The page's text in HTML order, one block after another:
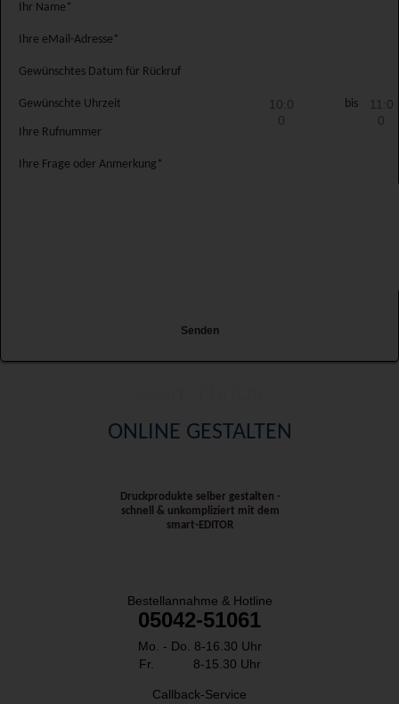
Ihr Name*
Ihre eMail-Adresse*
Gewünschtes Datum für Rückruf
Gewünschte Uhrzeit
10:0
0
bis
11:0
0
Ihre Rufnummer
Ihre Frage oder Anmerkung*
Senden
ONLINE GESTALTEN
Druckprodukte selber gestalten -
schnell & unkompliziert mit dem
smart-EDITOR
Bestellannahme & Hotline
05042-51061
Mo. - Do. 8-16.30 Uhr
Fr. 8-15.30 Uhr
Callback-Service